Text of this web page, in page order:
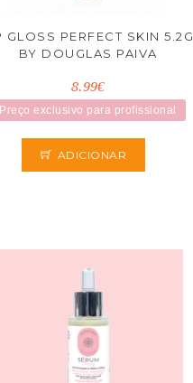
GLOSS PERFECT SKIN 5.2G
BY DOUGLAS PAIVA
8.99€
Preço exclusivo para profissional
ADICIONAR